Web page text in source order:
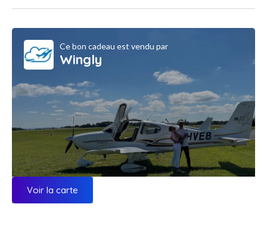
Ce bon cadeau est vendu par
Wingly
Voir la carte